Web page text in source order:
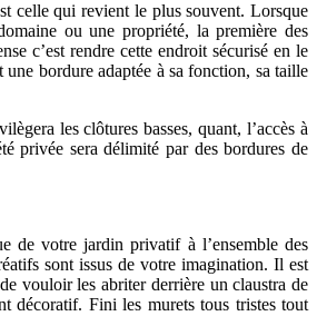
celle qui revient le plus souvent. Lorsque
ou une propriété, la première des
c’est rendre cette endroit sécurisé en le
bordure adaptée à sa fonction, sa taille
les clôtures basses, quant, l’accès à
privée sera délimité par des bordures de
de votre jardin privatif à l’ensemble des
sont issus de votre imagination. Il est
vouloir les abriter derrière un claustra de
décoratif. Fini les murets tous tristes tout